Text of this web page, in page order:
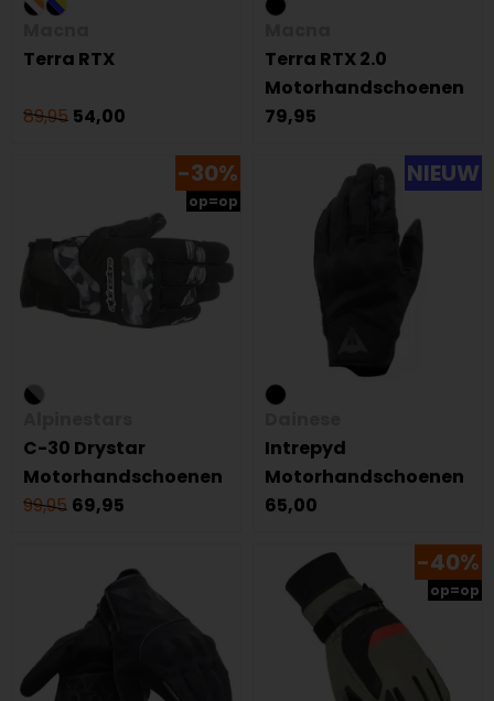
Terra RTX
89,95 54,00
Terra RTX 2.0
Motorhandschoenen
79,95
-30%
op=op
C-30 Drystar
Motorhandschoenen
99,95 69,95
NIEUW
Intrepyd
Motorhandschoenen
65,00
-40%
op=op